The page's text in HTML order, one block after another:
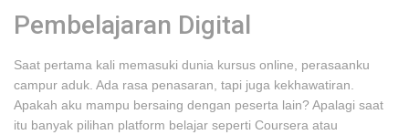
Pembelajaran Digital
Saat pertama kali memasuki dunia kursus online, perasaanku
campur aduk. Ada rasa penasaran, tapi juga kekhawatiran.
Apakah aku mampu bersaing dengan peserta lain? Apalagi saat
itu banyak pilihan platform belajar seperti Coursera atau